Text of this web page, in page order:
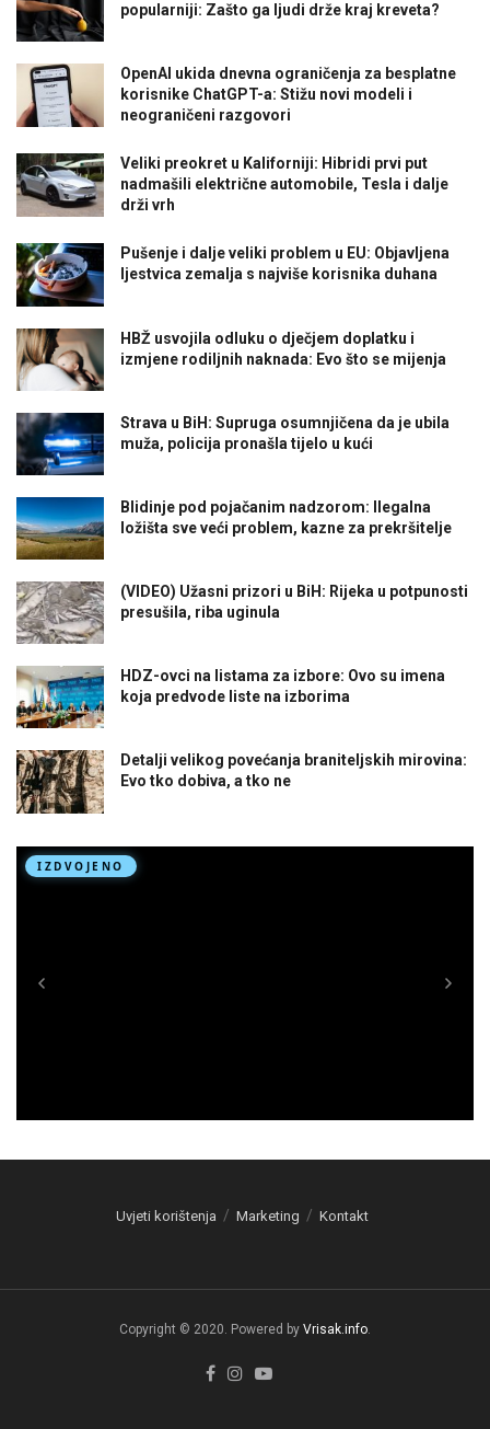
popularniji: Zašto ga ljudi drže kraj kreveta?
OpenAI ukida dnevna ograničenja za besplatne
korisnike ChatGPT-a: Stižu novi modeli i
neograničeni razgovori
Veliki preokret u Kaliforniji: Hibridi prvi put
nadmašili električne automobile, Tesla i dalje
drži vrh
Pušenje i dalje veliki problem u EU: Objavljena
ljestvica zemalja s najviše korisnika duhana
HBŽ usvojila odluku o dječjem doplatku i
izmjene rodiljnih naknada: Evo što se mijenja
Strava u BiH: Supruga osumnjičena da je ubila
muža, policija pronašla tijelo u kući
Blidinje pod pojačanim nadzorom: Ilegalna
ložišta sve veći problem, kazne za prekršitelje
(VIDEO) Užasni prizori u BiH: Rijeka u potpunosti
presušila, riba uginula
HDZ-ovci na listama za izbore: Ovo su imena
koja predvode liste na izborima
Detalji velikog povećanja braniteljskih mirovina:
Evo tko dobiva, a tko ne
Uvjeti korištenja Marketing Kontakt
Copyright © 2020. Powered by Vrisak.info